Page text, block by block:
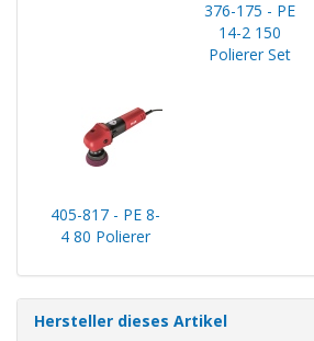
376-175 - PE
14-2 150
Polierer Set
405-817 - PE 8-
4 80 Polierer
Hersteller dieses Artikel